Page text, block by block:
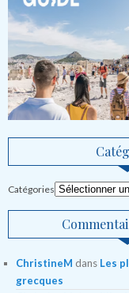
Catégories
ChristineM dans Les
grecques